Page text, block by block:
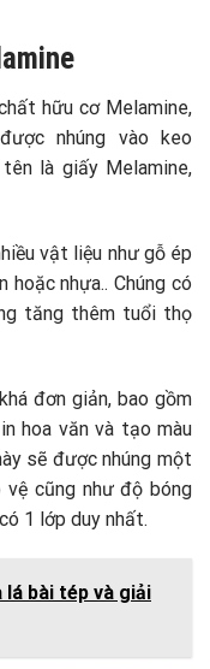
hữu cơ Melamine,
nhúng vào keo
là giấy Melamine,
vật liệu như gỗ ép
nhựa.. Chúng có
tăng thêm tuổi thọ
đơn giản, bao gồm
hoa văn và tạo màu
sẽ được nhúng một
cũng như độ bóng
1 lớp duy nhất.
lá bài tép và giải